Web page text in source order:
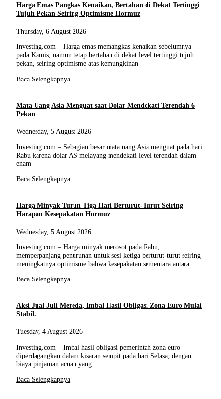
Harga Emas Pangkas Kenaikan, Bertahan di Dekat Tertinggi
Tujuh Pekan Seiring Optimisme Hormuz
Thursday, 6 August 2026
Investing.com – Harga emas memangkas kenaikan sebelumnya
pada Kamis, namun tetap bertahan di dekat level tertinggi tujuh
pekan, seiring optimisme atas kemungkinan
Baca Selengkapnya
Mata Uang Asia Menguat saat Dolar Mendekati Terendah 6
Pekan
Wednesday, 5 August 2026
Investing.com – Sebagian besar mata uang Asia menguat pada hari
Rabu karena dolar AS melayang mendekati level terendah dalam
enam
Baca Selengkapnya
Harga Minyak Turun Tiga Hari Berturut-Turut Seiring
Harapan Kesepakatan Hormuz
Wednesday, 5 August 2026
Investing.com – Harga minyak merosot pada Rabu,
memperpanjang penurunan untuk sesi ketiga berturut-turut seiring
meningkatnya optimisme bahwa kesepakatan sementara antara
Baca Selengkapnya
Aksi Jual Juli Mereda, Imbal Hasil Obligasi Zona Euro Mulai
Stabil.
Tuesday, 4 August 2026
Investing.com – Imbal hasil obligasi pemerintah zona euro
diperdagangkan dalam kisaran sempit pada hari Selasa, dengan
biaya pinjaman acuan yang
Baca Selengkapnya